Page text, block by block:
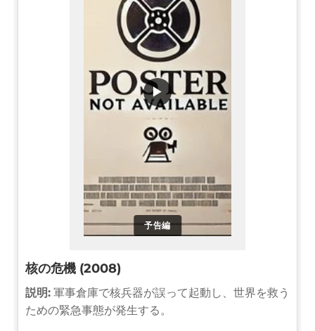
予告編
▶
核の危機 (2008)
説明: 軍事倉庫で核兵器が誤って起動し、世界を救う
ための緊急事態が発生する。